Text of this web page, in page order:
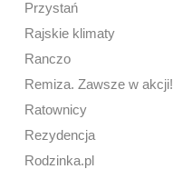
Przystań
Rajskie klimaty
Ranczo
Remiza. Zawsze w akcji!
Ratownicy
Rezydencja
Rodzinka.pl